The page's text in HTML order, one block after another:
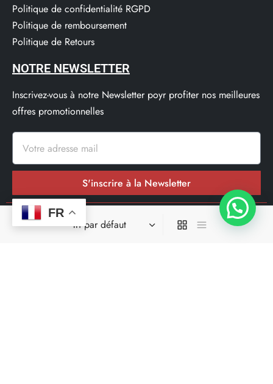
Politique de confidentialité RGPD
Politique de remboursement
Politique de Retours
NOTRE NEWSLETTER
Inscrivez-vous à notre Newsletter poyr profiter nos meilleures
offres promotionnelles
S'inscrire à la Newsletter
Nos réseaux sociaux
FR